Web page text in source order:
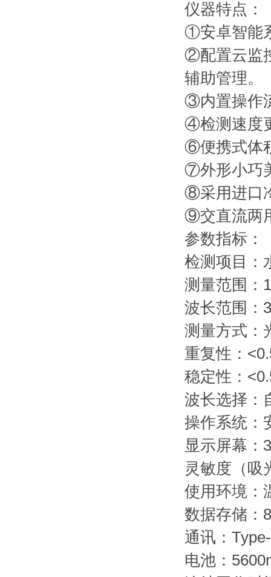
仪器特点：
①安卓智能
②配置云监
辅助管理。
③内置操作
④检测速度
⑥便携式体
⑦外形小巧
⑧采用进口
⑨交直流两
参数指标：
检测项目：
测量范围：
波长范围：
测量方式：
重复性：
稳定性：
波长选择：
操作系统：
显示屏幕：
灵敏度（吸
使用环境：
数据存储：
通讯：
电池：